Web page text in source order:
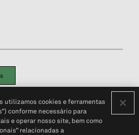
de privacidade do cliente (em inglês)
Pessoais© 2026 S&P Global
utilizamos cookies e ferramentas
conforme necessário para
e operar nosso site, bem como
relacionadas a